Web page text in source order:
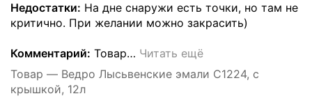
Недостатки: На дне снаружи есть точки, но там не
критично. При желании можно закрасить)
Комментарий: Товар… Читать ещё
Товар — Ведро Лысьвенские эмали С1224, с
крышкой, 12л